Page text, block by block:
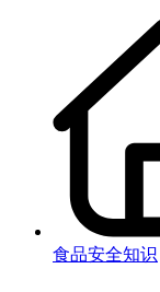
食品安全知识